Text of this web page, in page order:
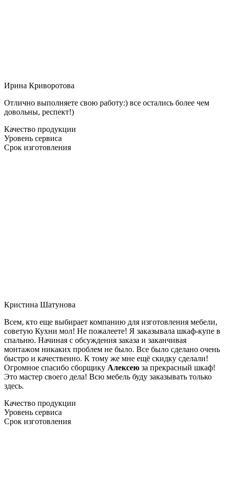
Ирина Криворотова
Отлично выполняете свою работу:) все остались более чем
довольны, респект!)
Качество продукции
Уровень сервиса
Срок изготовления
Кристина Шатунова
Всем, кто еще выбирает компанию для изготовления мебели,
советую Кухни мол! Не пожалеете! Я заказывала шкаф-купе в
спальню. Начиная с обсуждения заказа и заканчивая
монтажом никаких проблем не было. Все было сделано очень
быстро и качественно. К тому же мне ещё скидку сделали!
Огромное спасибо сборщику Алексею за прекрасный шкаф!
Это мастер своего дела! Всю мебель буду заказывать только
здесь.
Качество продукции
Уровень сервиса
Срок изготовления